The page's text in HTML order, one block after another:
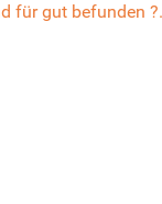
für gut befunden ?.